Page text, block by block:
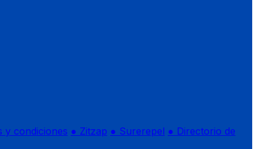
y condiciones ● Zitzap ● Surerepel ● Directorio de